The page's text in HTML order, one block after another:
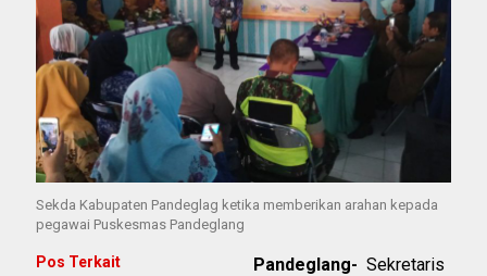
Sekda Kabupaten Pandeglag ketika memberikan arahan kepada
pegawai Puskesmas Pandeglang
Pandeglang- Sekretaris
Pos Terkait